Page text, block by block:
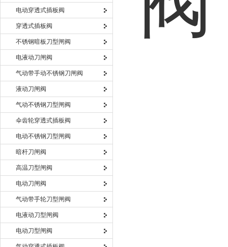
电动穿透式插板阀
穿透式插板阀
不锈钢暗板刀型闸阀
电液动刀闸阀
气动带手动不锈钢刀闸阀
液动刀闸阀
气动不锈钢刀型闸阀
伞齿轮穿透式插板阀
电动不锈钢刀型闸阀
暗杆刀闸阀
高温刀型闸阀
电动刀闸阀
气动带手轮刀型闸阀
电液动刀型闸阀
电动刀型闸阀